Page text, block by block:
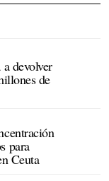
devolver
de
para
Ceuta